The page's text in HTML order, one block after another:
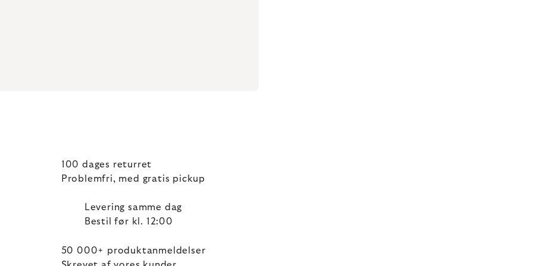
100 dages returret
Problemfri, med gratis pickup
Levering samme dag
Bestil før kl. 12:00
50 000+ produktanmeldelser